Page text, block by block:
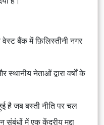
वेस्ट बैंक में फ़िलिस्तीनी नगर
स्थानीय नेताओं द्वारा वर्षों के
है जब बस्ती नीति पर चल
संबंधों में एक केंद्रीय मुद्दा